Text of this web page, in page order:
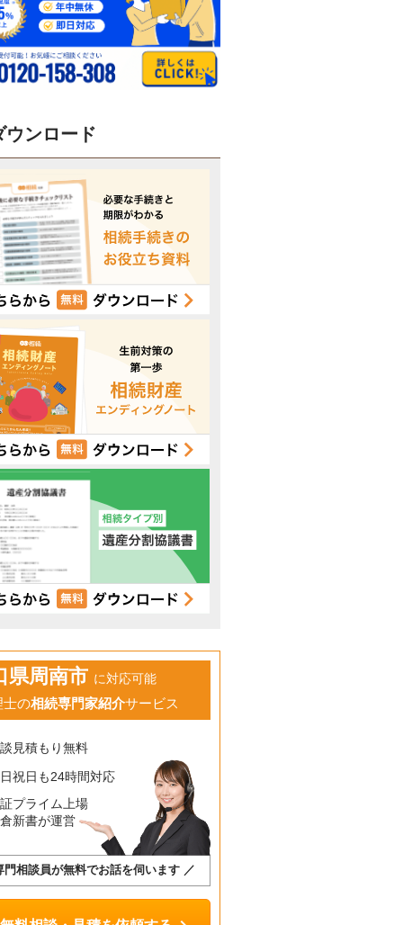
ウンロード
県周南市 に対応可能
士の相続専門家紹介サービス
見積もり無料
祝日も24時間対応
プライム上場
新書が運営
門相談員が無料でお話を伺います ／